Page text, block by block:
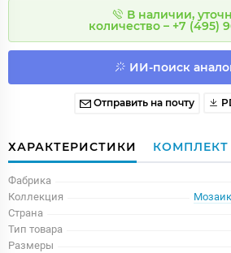
В наличии,
количество – +7 (495)
ИИ-поиск
Отправить на почту
ХАРАКТЕРИСТИКИ
Фабрика
Коллекция
Страна
Тип товара
Размеры